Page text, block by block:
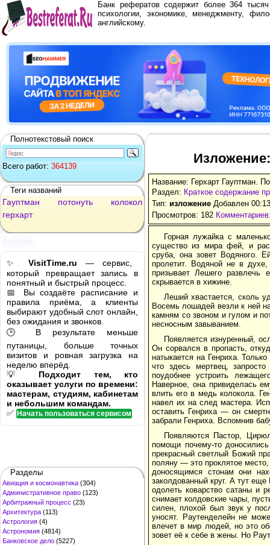
Банк рефератов содержит более 364
психологии, экономике, менеджменту,
английскому.
Полнотекстовый поиск
Всего работ: 364139
Теги названий
Гауптман потонуть
колокол
герхарт
✨ VisitTime.ru — сервис,
который превращает запись в
понятный и быстрый процесс.
📅 Вы создаёте расписание и
правила приёма, а клиенты
выбирают удобный слот онлайн,
без ожидания и звонков.
🕒 В результате меньше
путаницы, больше точных
визитов и ровная загрузка на
неделю вперёд.
💡 Подходит тем, кто
оказывает услуги по времени:
мастерам, студиям, кабинетам
и небольшим командам.
✅ Начать пользоваться сервисом
Разделы
Авиация и космонавтика (304)
Административное право (123)
Арбитражный процесс (23)
Архитектура (113)
Астрология (4)
Астрономия (4814)
Банковское дело (5227)
Название: Герхарт Гауптман.
Раздел: Краткое содержание
Тип: изложение Добавлен
Просмотров: 182
Горная лужайка с
существо из мира фей, и
сруба, она зовет Водяного.
пролетит. Водяной не в духе,
призывает Лешего развлечь
скрывается в хижине.
Леший хвастается, сколь
Восемь лошадей везли к ней
камням со звоном и гулом и
несносным завыванием.
Появляется изнуренный,
Он сорвался в пропасть,
натыкается на Генриха.
что здесь мертвец,
поудобнее устроить
Наверное, она привиделась
влить его в медь колокола.
навел их на след мастера.
оставить Генриха — он
забрали Генриха. Вспомнив
Появляются Пастор,
помощи почему-то
прекрасный светлый Божий
поляну — это проклятое
доносящимся стонам они
заколдованный круг. А тут
одолеть коварство сатаны и
снимает колдовские чары,
силен, плохой был звук у
уносят. Раутенделейн не
влечет в мир людей, но это
зовет её к себе в жены. Но